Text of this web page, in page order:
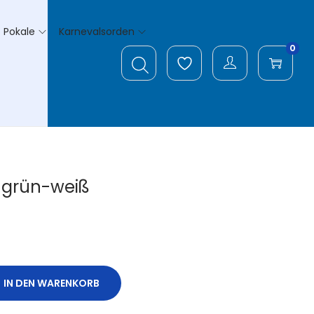
Pokale Karnevalsorden
0
weiß
IN DEN WARENKORB